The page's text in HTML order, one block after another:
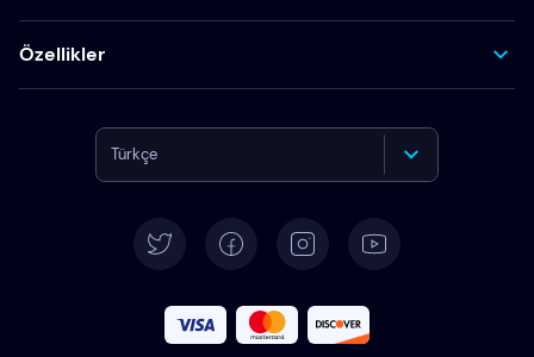
Özellikler
Türkçe
Deutsch
Español